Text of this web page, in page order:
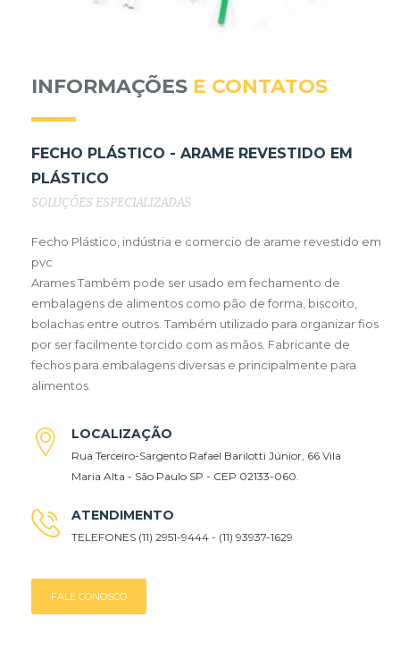
INFORMAÇÕES E CONTATOS
FECHO PLÁSTICO - ARAME REVESTIDO EM
PLÁSTICO
SOLUÇÕES ESPECIALIZADAS
Fecho Plástico, indústria e comercio de arame revestido em
pvc
Arames Também pode ser usado em fechamento de
embalagens de alimentos como pão de forma, biscoito,
bolachas entre outros. Também utilizado para organizar fios
por ser facilmente torcido com as mãos. Fabricante de
fechos para embalagens diversas e principalmente para
alimentos.
LOCALIZAÇÃO
Rua Terceiro-Sargento Rafael Barilotti Júnior, 66 Vila
Maria Alta - São Paulo SP - CEP 02133-060.
ATENDIMENTO
TELEFONES (11) 2951-9444 - (11) 93937-1629
FALE CONOSCO